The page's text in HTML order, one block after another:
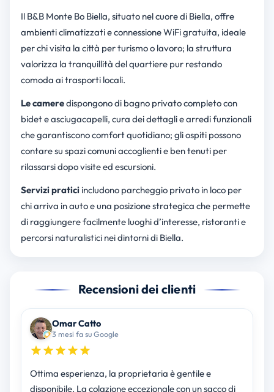
Il B&B Monte Bo Biella, situato nel cuore di Biella, offre
ambienti climatizzati e connessione WiFi gratuita, ideale
per chi visita la città per turismo o lavoro; la struttura
valorizza la tranquillità del quartiere pur restando
comoda ai trasporti locali.
Le cameredispongono di bagno privato completo con
bidet e asciugacapelli, cura dei dettagli e arredi funzionali
che garantiscono comfort quotidiano; gli ospiti possono
contare su spazi comuni accoglienti e ben tenuti per
rilassarsi dopo visite ed escursioni.
Servizi praticiincludono parcheggio privato in loco per
chi arriva in auto e una posizione strategica che permette
di raggiungere facilmente luoghi d’interesse, ristoranti e
percorsi naturalistici nei dintorni di Biella.
Recensioni dei clienti
Omar Catto
3 mesi fa su Google
Ottima esperienza, la proprietaria è gentile e
disponibile. La colazione eccezionale con un sacco di